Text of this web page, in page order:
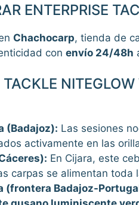
ENTERPRISE
Chachocarp, tienda de
con envío 24/48h
TACKLE
(Badajoz): Las sesiones
activamente en las
En Cijara, este
carpas se alimentan toda
(frontera Badajoz-